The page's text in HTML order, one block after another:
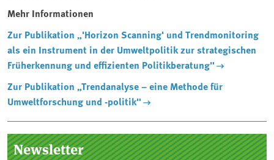
Mehr Informationen
Zur Publikation „'Horizon Scanning' und Trendmonitoring
als ein Instrument in der Umweltpolitik zur strategischen
Früherkennung und effizienten Politikberatung"
Zur Publikation „Trendanalyse – eine Methode für
Umweltforschung und -politik"
Seitenleiste
Newsletter